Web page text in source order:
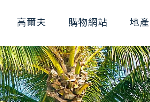
高爾夫 購物網站 地產